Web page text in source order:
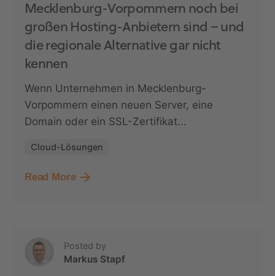
Mecklenburg-Vorpommern noch bei
großen Hosting-Anbietern sind – und
die regionale Alternative gar nicht
kennen
Wenn Unternehmen in Mecklenburg-
Vorpommern einen neuen Server, eine
Domain oder ein SSL-Zertifikat...
Cloud-Lösungen
Read More
Posted by
Markus Stapf